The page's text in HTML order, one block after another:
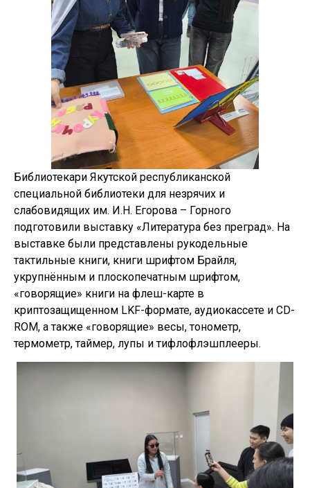
Библиотекари Якутской республиканской
специальной библиотеки для незрячих и
слабовидящих им. И.Н. Егорова – Горного
подготовили выставку «Литература без преград». На
выставке были представлены рукодельные
тактильные книги, книги шрифтом Брайля,
укрупнённым и плоскопечатным шрифтом,
«говорящие» книги на флеш-карте в
криптозащищенном LKF-формате, аудиокассете и CD-
ROM, а также «говорящие» весы, тонометр,
термометр, таймер, лупы и тифлофлэшплееры.